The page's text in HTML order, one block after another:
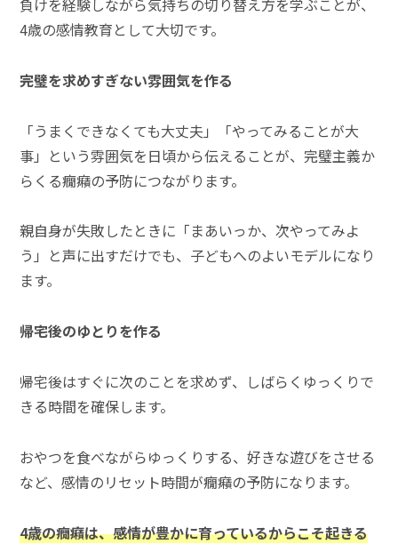
負けを経験しながら気持ちの切り替え方を学ぶことが、
4歳の感情教育として大切です。
完璧を求めすぎない雰囲気を作る
「うまくできなくても大丈夫」「やってみることが大
事」という雰囲気を日頃から伝えることが、完璧主義か
らくる癇癪の予防につながります。
親自身が失敗したときに「まあいっか、次やってみよ
う」と声に出すだけでも、子どもへのよいモデルになり
ます。
帰宅後のゆとりを作る
帰宅後はすぐに次のことを求めず、しばらくゆっくりで
きる時間を確保します。
おやつを食べながらゆっくりする、好きな遊びをさせる
など、感情のリセット時間が癇癪の予防になります。
4歳の癇癪は、感情が豊かに育っているからこそ起きる